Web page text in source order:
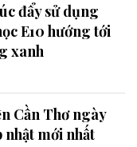
đẩy sử dụng
E10 hướng tới
xanh
Cần Thơ ngày
nhật mới nhất